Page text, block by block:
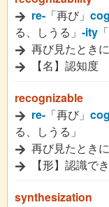
re- 「再び」
る、しうる」 -ity
再び見たとき
【名】認知度
recognizable
re- 「再び」
る、しうる」
再び見たとき
【形】認識で
synthesization